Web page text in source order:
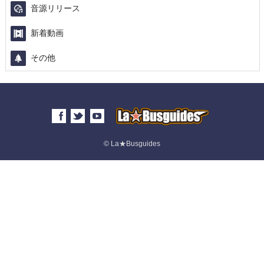
音源リリース
新着動画
その他
© La★Busguides